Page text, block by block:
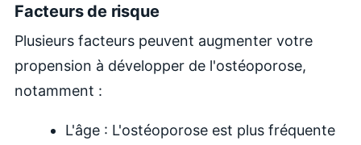
Facteurs de risque
Plusieurs facteurs peuvent augmenter votre
propension à développer de l'ostéoporose,
notamment :
L'âge : L'ostéoporose est plus fréquente